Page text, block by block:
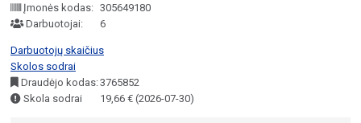
Įmonės kodas: 305649180
Darbuotojai:
6
Darbuotojų skaičius
Skolos sodrai
Draudėjo kodas:3765852
Skola sodrai
19,66 € (2026-07-30)